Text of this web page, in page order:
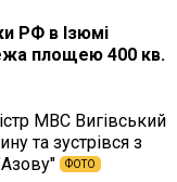
РФ в Ізюмі
площею 400 кв.
МВС Вигівський
та зустрівся з
ФОТО